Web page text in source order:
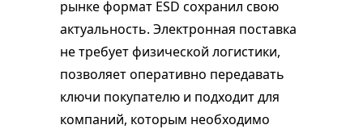
рынке формат ESD сохранил свою
актуальность. Электронная поставка
не требует физической логистики,
позволяет оперативно передавать
ключи покупателю и подходит для
компаний, которым необходимо